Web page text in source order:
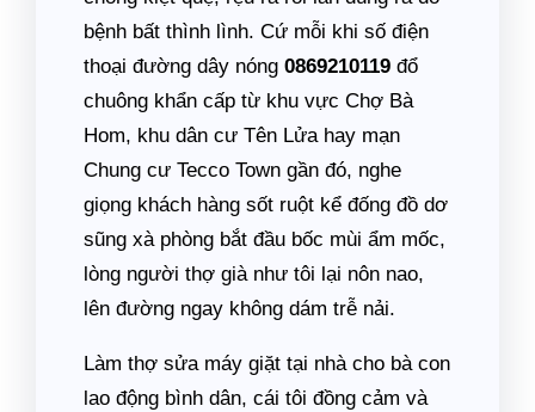
bệnh bất thình lình. Cứ mỗi khi số điện
thoại đường dây nóng 0869210119 đổ
chuông khẩn cấp từ khu vực Chợ Bà
Hom, khu dân cư Tên Lửa hay mạn
Chung cư Tecco Town gần đó, nghe
giọng khách hàng sốt ruột kể đống đồ dơ
sũng xà phòng bắt đầu bốc mùi ẩm mốc,
lòng người thợ già như tôi lại nôn nao,
lên đường ngay không dám trễ nải.
Làm thợ sửa máy giặt tại nhà cho bà con
lao động bình dân, cái tôi đồng cảm và